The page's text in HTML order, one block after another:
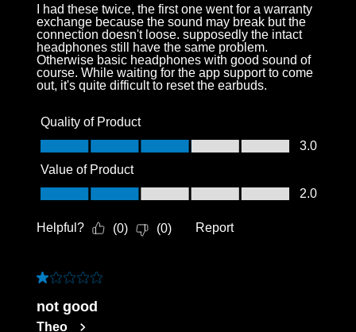
I had these twice, the first one went for a warranty
exchange because the sound may break but the
connection doesn't loose. supposedly the intact
headphones still have the same problem.
Otherwise basic headphones with good sound of
course. While waiting for the app support to come
out, it's quite difficult to reset the earbuds.
Quality of Product
Quality of Product, 3.0 out of 5
3.0
Value of Product
Value of Product, 2.0 out of 5
2.0
Helpful? (0) (0) Report
1 out of 5 stars.
not good
Theo